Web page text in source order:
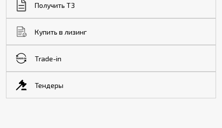
Получить ТЗ
Купить в лизинг
Trade-in
Тендеры